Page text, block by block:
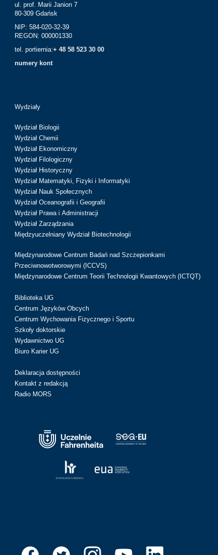
ul. prof. Marii Janion 7
80-309 Gdańsk
NIP: 584-020-32-39
REGON: 000001330
tel. portiernia:+ 48 58 523 30 00
numery kont
Wydziały
Wydział Biologii
Wydział Chemii
Wydział Ekonomiczny
Wydział Filologiczny
Wydział Historyczny
Wydział Matematyki, Fizyki i Informatyki
Wydział Nauk Społecznych
Wydział Oceanografii i Geografii
Wydział Prawa i Administracji
Wydział Zarządzania
Międzyuczelniany Wydział Biotechnologii
Międzynarodowe Centrum Badań nad Szczepionkami
Przeciwnowotworowymi (ICCVS)
Międzynarodowe Centrum Teorii Technologii Kwantowych (ICTQT)
Biblioteka UG
Centrum Języków Obcych
Centrum Wychowania Fizycznego i Sportu
Szkoły doktorskie
Wydawnictwo UG
Biuro Karier UG
Deklaracja dostępności
Kontakt z redakcją
Radio MORS